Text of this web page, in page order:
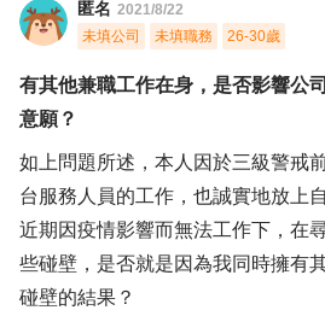
匿名 2021/8/22
未填公司
未填職務 26-30歲
有其他兼職工作在身，是否影響公
意願？
如上問題所述，本人因於三級警戒
台服務人員的工作，也誠實地放上
近期因疫情影響而無法工作下，在
些碰壁，是否就是因為我同時擁有
碰壁的結果？